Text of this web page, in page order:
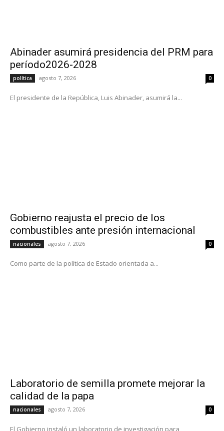
Abinader asumirá presidencia del PRM para
período2026-2028
política agosto 7, 2026 0
El presidente de la República, Luis Abinader, asumirá la...
Gobierno reajusta el precio de los
combustibles ante presión internacional
nacionales agosto 7, 2026 0
Como parte de la política de Estado orientada a...
Laboratorio de semilla promete mejorar la
calidad de la papa
nacionales agosto 7, 2026 0
El Gobierno instaló un laboratorio de investigación para